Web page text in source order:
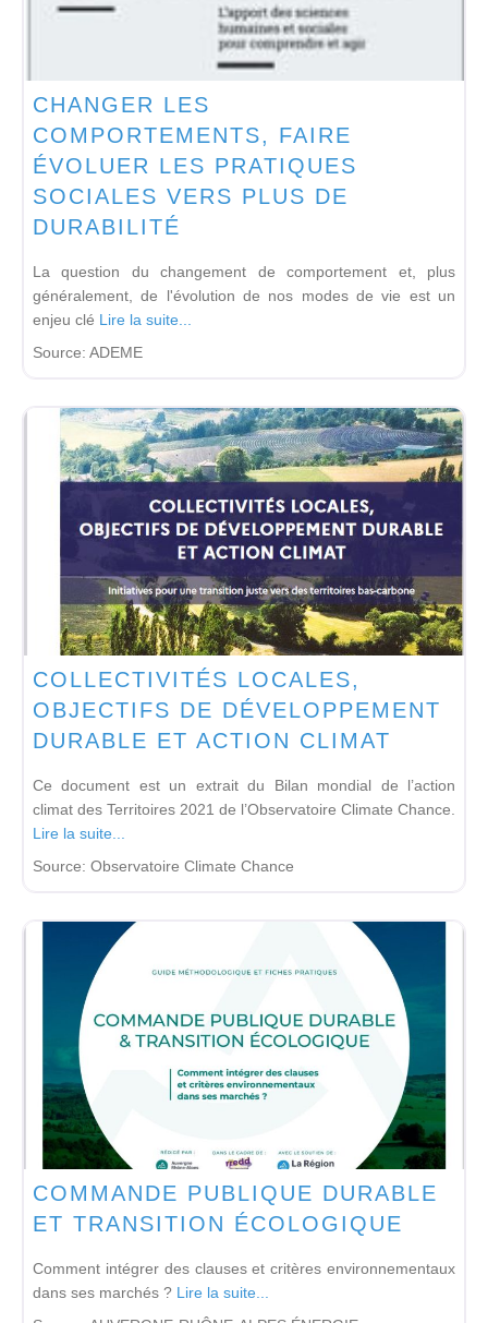
CHANGER LES
COMPORTEMENTS, FAIRE
ÉVOLUER LES PRATIQUES
SOCIALES VERS PLUS DE
DURABILITÉ
La question du changement de comportement et, plus
généralement, de l'évolution de nos modes de vie est un
enjeu clé Lire la suite...
Source: ADEME
COLLECTIVITÉS LOCALES,
OBJECTIFS DE DÉVELOPPEMENT
DURABLE ET ACTION CLIMAT
Ce document est un extrait du Bilan mondial de l’action
climat des Territoires 2021 de l’Observatoire Climate Chance.
Lire la suite...
Source: Observatoire Climate Chance
COMMANDE PUBLIQUE DURABLE
ET TRANSITION ÉCOLOGIQUE
Comment intégrer des clauses et critères environnementaux
dans ses marchés ? Lire la suite...